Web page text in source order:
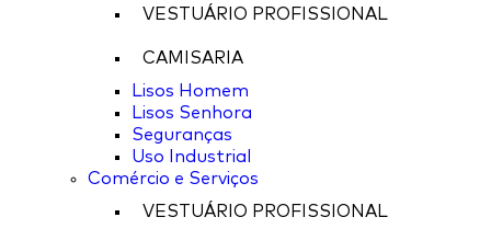
VESTUÁRIO PROFISSIONAL
CAMISARIA
Lisos Homem
Lisos Senhora
Seguranças
Uso Industrial
Comércio e Serviços
VESTUÁRIO PROFISSIONAL